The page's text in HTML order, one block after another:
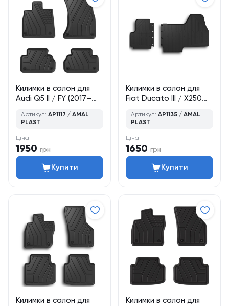
Килимки в салон для
Audi Q5 II / FY (2017–
Amal Plast
Артикул: AP1117 / AMAL
PLAST
Ціна
1950 грн
Купити
Килимки в салон для
Fiat Ducato III / X250
мікроавтобус, 2 шт.,
Артикул: AP1135 / AMAL
PLAST
Ціна
1650 грн
Купити
Килимки в салон для Килимки в салон для